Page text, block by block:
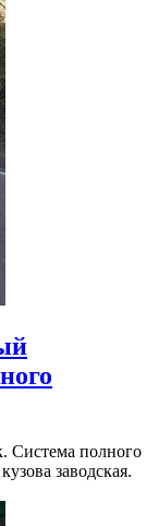
Система полного
заводская.